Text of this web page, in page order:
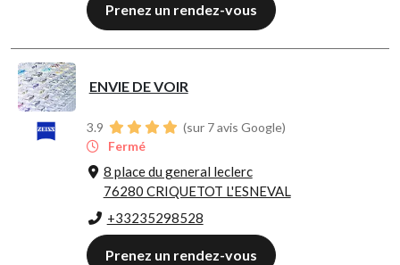
Prenez un rendez-vous
ENVIE DE VOIR
3.9
(sur 7 avis Google)
Fermé
8 place du general leclerc
76280 CRIQUETOT L'ESNEVAL
+33235298528
Prenez un rendez-vous